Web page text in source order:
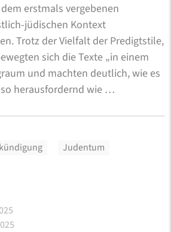
erstmals vergebenen
jüdischen Kontext
Trotz der Vielfalt der Predigtstile,
sich die Texte „in einem
und machten deutlich, wie es
herausfordernd wie …
Judentum